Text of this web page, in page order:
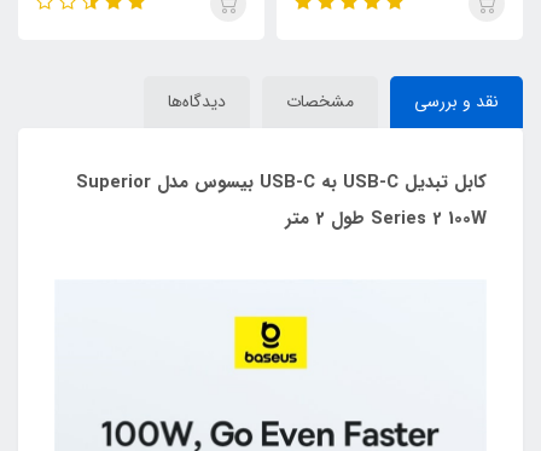
نقد و بررسی مشخصات دیدگاه‌ها
کابل تبدیل USB-C به USB-C بیسوس مدل Superior
Series 2 100W طول 2 متر